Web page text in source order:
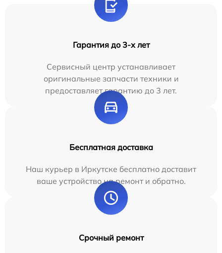
Гарантия до 3-х лет
Сервисный центр устанавливает
оригинальные запчасти техники и
предоставляет гарантию до 3 лет.
Бесплатная доставка
Наш курьер в Иркутске бесплатно доставит
ваше устройство на ремонт и обратно.
Срочный ремонт